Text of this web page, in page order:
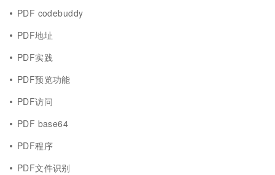
PDF codebuddy
PDF地址
PDF实践
PDF预览功能
PDF访问
PDF base64
PDF程序
PDF文件识别